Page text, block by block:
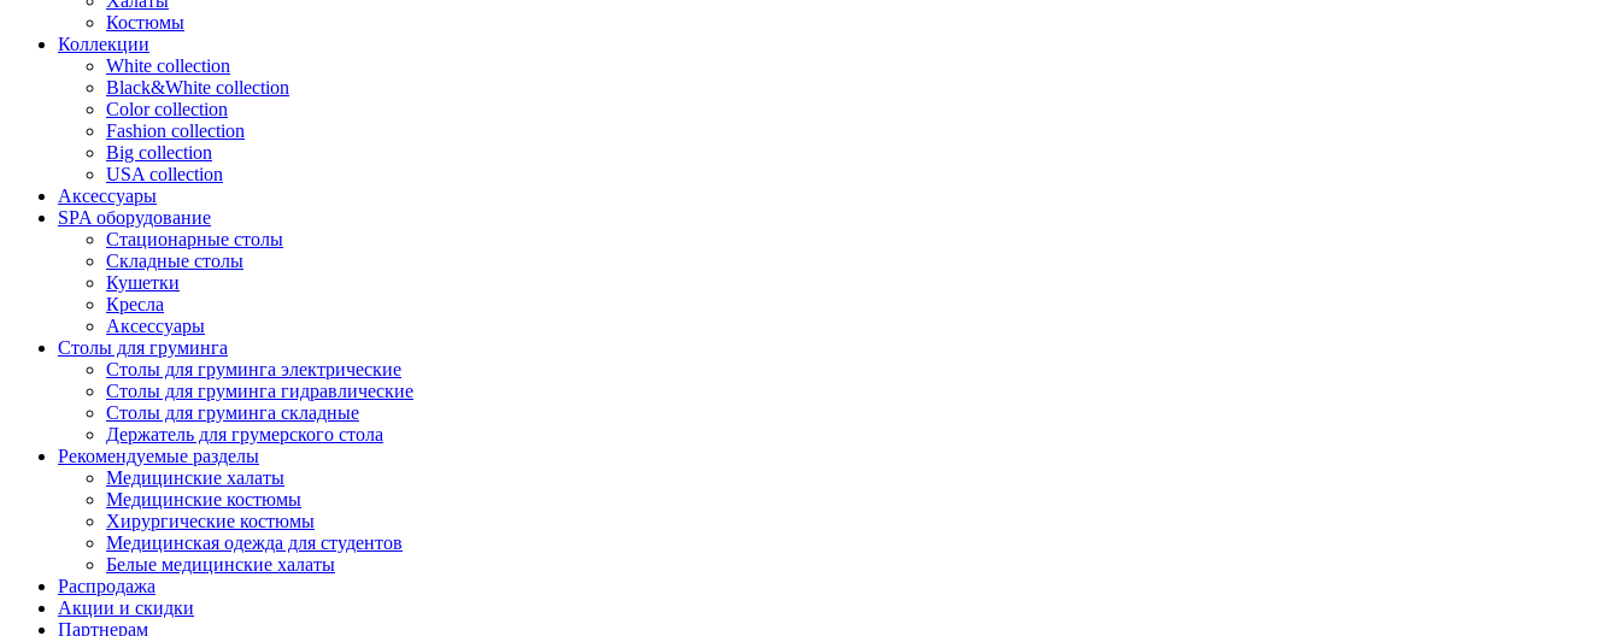
Костюмы
Коллекции
White collection
Black&White collection
Color collection
Fashion collection
Big collection
USA collection
Аксессуары
SPA оборудование
Стационарные столы
Складные столы
Кушетки
Кресла
Аксессуары
Столы для груминга
Столы для груминга электрические
Столы для груминга гидравлические
Столы для груминга складные
Держатель для грумерского стола
Рекомендуемые разделы
Медицинские халаты
Медицинские костюмы
Хирургические костюмы
Медицинская одежда для студентов
Белые медицинские халаты
Распродажа
Акции и скидки
Партнерам